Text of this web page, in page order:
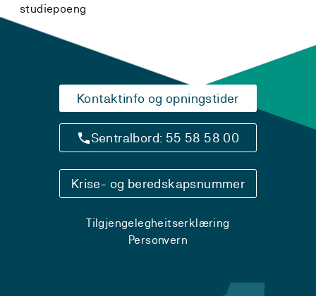
studiepoeng
Kontaktinfo og opningstider
Sentralbord: 55 58 58 00
Krise- og beredskapsnummer
Tilgjengelegheitserklæring
Personvern